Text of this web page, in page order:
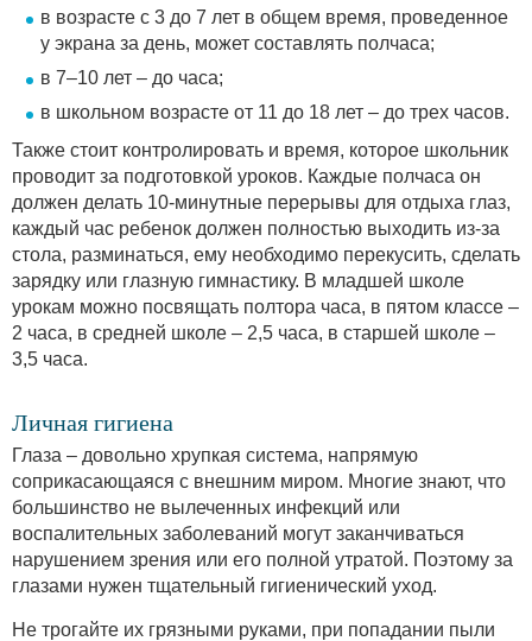
в возрасте с 3 до 7 лет в общем время, проведенное
у экрана за день, может составлять полчаса;
в 7–10 лет – до часа;
в школьном возрасте от 11 до 18 лет – до трех часов.
Также стоит контролировать и время, которое школьник
проводит за подготовкой уроков. Каждые полчаса он
должен делать 10-минутные перерывы для отдыха глаз,
каждый час ребенок должен полностью выходить из-за
стола, разминаться, ему необходимо перекусить, сделать
зарядку или глазную гимнастику. В младшей школе
урокам можно посвящать полтора часа, в пятом классе –
2 часа, в средней школе – 2,5 часа, в старшей школе –
3,5 часа.
Личная гигиена
Глаза – довольно хрупкая система, напрямую
соприкасающаяся с внешним миром. Многие знают, что
большинство не вылеченных инфекций или
воспалительных заболеваний могут заканчиваться
нарушением зрения или его полной утратой. Поэтому за
глазами нужен тщательный гигиенический уход.
Не трогайте их грязными руками, при попадании пыли